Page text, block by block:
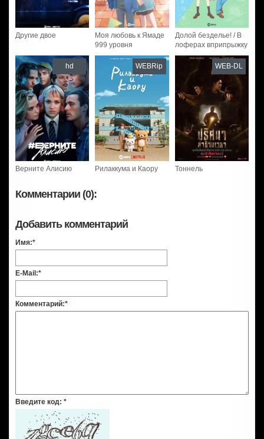
Другие двое
Моя любовь к Ямаде
999 уровня
Долой безделье! / В
лоферах вприпрыжку
Верните Алисию
hd
Рилаккума и Каору
WEBRip
Тоннель
WEB-DL
Комментарии (0):
Добавить комментарий
Имя:*
E-Mail:*
Комментарий:*
Введите код: *